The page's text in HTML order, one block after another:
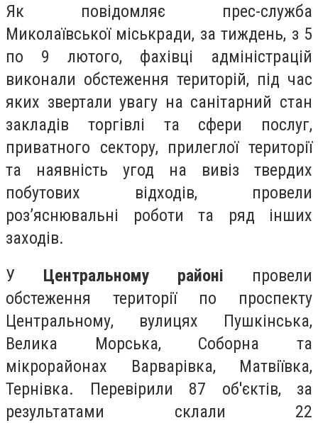
Як повідомляє прес-служба
Миколаївської міськради, за тиждень, з 5
по 9 лютого, фахівці адміністрацій
виконали обстеження територій, під час
яких звертали увагу на санітарний стан
закладів торгівлі та сфери послуг,
приватного сектору, прилеглої території
та наявність угод на вивіз твердих
побутових відходів, провели
роз’яснювальні роботи та ряд інших
заходів.
У Центральному районі провели
обстеження території по проспекту
Центральному, вулицях Пушкінська,
Велика Морська, Соборна та
мікрорайонах Варварівка, Матвіївка,
Тернівка. Перевірили 87 об'єктів, за
результатами склали 22